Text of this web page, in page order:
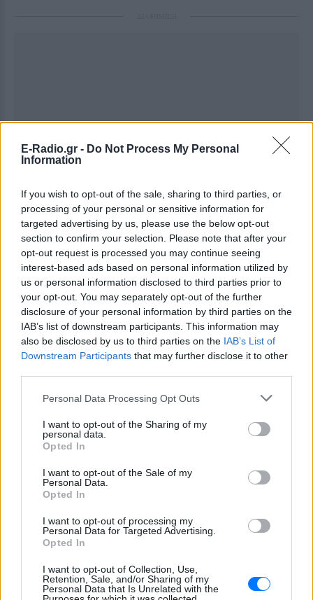
E-Radio.gr - Do Not Process My Personal
Information
If you wish to opt-out of the sale, sharing to third parties, or
processing of your personal or sensitive information for
targeted advertising by us, please use the below opt-out
section to confirm your selection. Please note that after your
opt-out request is processed you may continue seeing
interest-based ads based on personal information utilized by
us or personal information disclosed to third parties prior to
your opt-out. You may separately opt-out of the further
disclosure of your personal information by third parties on the
IAB’s list of downstream participants. This information may
also be disclosed by us to third parties on the IAB’s List of
Downstream Participants that may further disclose it to other
Personal Data Processing Opt Outs
I want to opt-out of the Sharing of my
personal data.
Opted In
I want to opt-out of the Sale of my
Personal Data.
Opted In
I want to opt-out of processing my
Personal Data for Targeted Advertising.
Opted In
I want to opt-out of Collection, Use,
Retention, Sale, and/or Sharing of my
Personal Data that Is Unrelated with the
Ακολουθήστε το E-Radio.gr στοGoogle News
και μάθετε πρώτοιτα πιο hot νέα .
Ομορφιά,Σχέσειςκαι φυσικάCelebrities
στο νέο
Pink.gr!
Ακολουθήστε το E-Radio.gr και στο Instagram
ΔΙΑΦΗΜΙΣΗ